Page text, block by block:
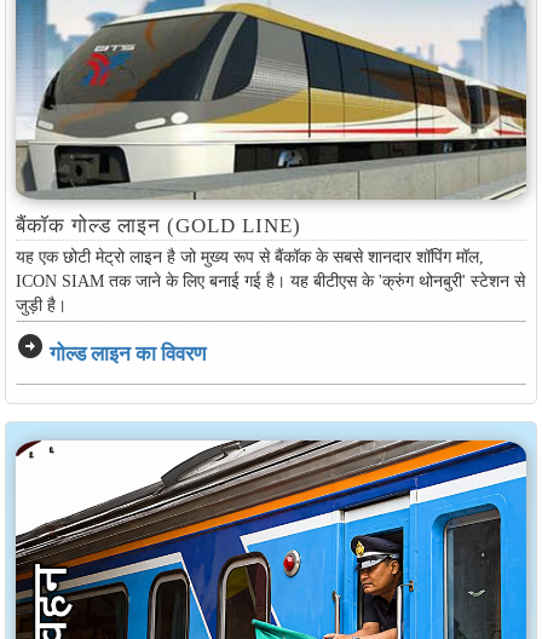
बैंकॉक गोल्ड लाइन (GOLD LINE)
यह एक छोटी मेट्रो लाइन है जो मुख्य रूप से बैंकॉक के सबसे शानदार शॉपिंग मॉल,
ICON SIAM तक जाने के लिए बनाई गई है। यह बीटीएस के 'क्रुंग थोनबुरी' स्टेशन से
जुड़ी है।
arrow_circle_right गोल्ड लाइन का विवरण